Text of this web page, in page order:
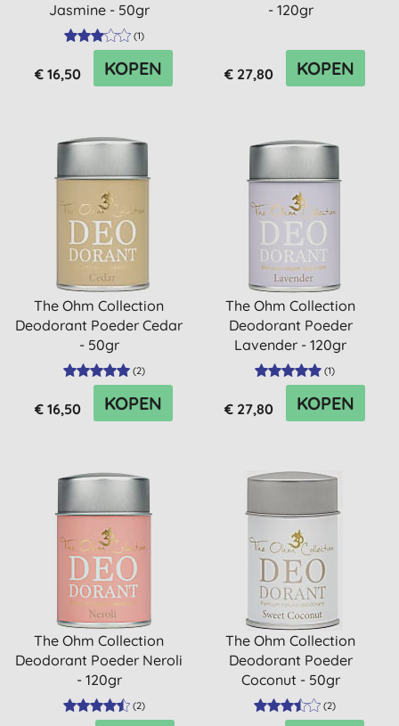
Jasmine - 50gr
(1)
€ 16,50 KOPEN
- 120gr
€ 27,80 KOPEN
The Ohm Collection
Deodorant Poeder Cedar
- 50gr
(2)
€ 16,50 KOPEN
The Ohm Collection
Deodorant Poeder
Lavender - 120gr
(1)
€ 27,80 KOPEN
The Ohm Collection
Deodorant Poeder Neroli
- 120gr
(2)
The Ohm Collection
Deodorant Poeder
Coconut - 50gr
(2)